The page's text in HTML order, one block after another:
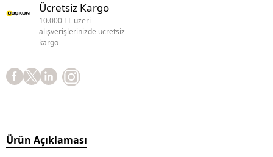
Ücretsiz Kargo
10.000 TL üzeri
alışverişlerinizde ücretsiz
kargo
Ürün Açıklaması